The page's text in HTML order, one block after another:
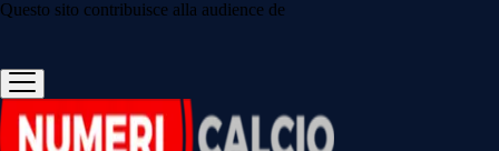
Questo sito contribuisce alla audience de